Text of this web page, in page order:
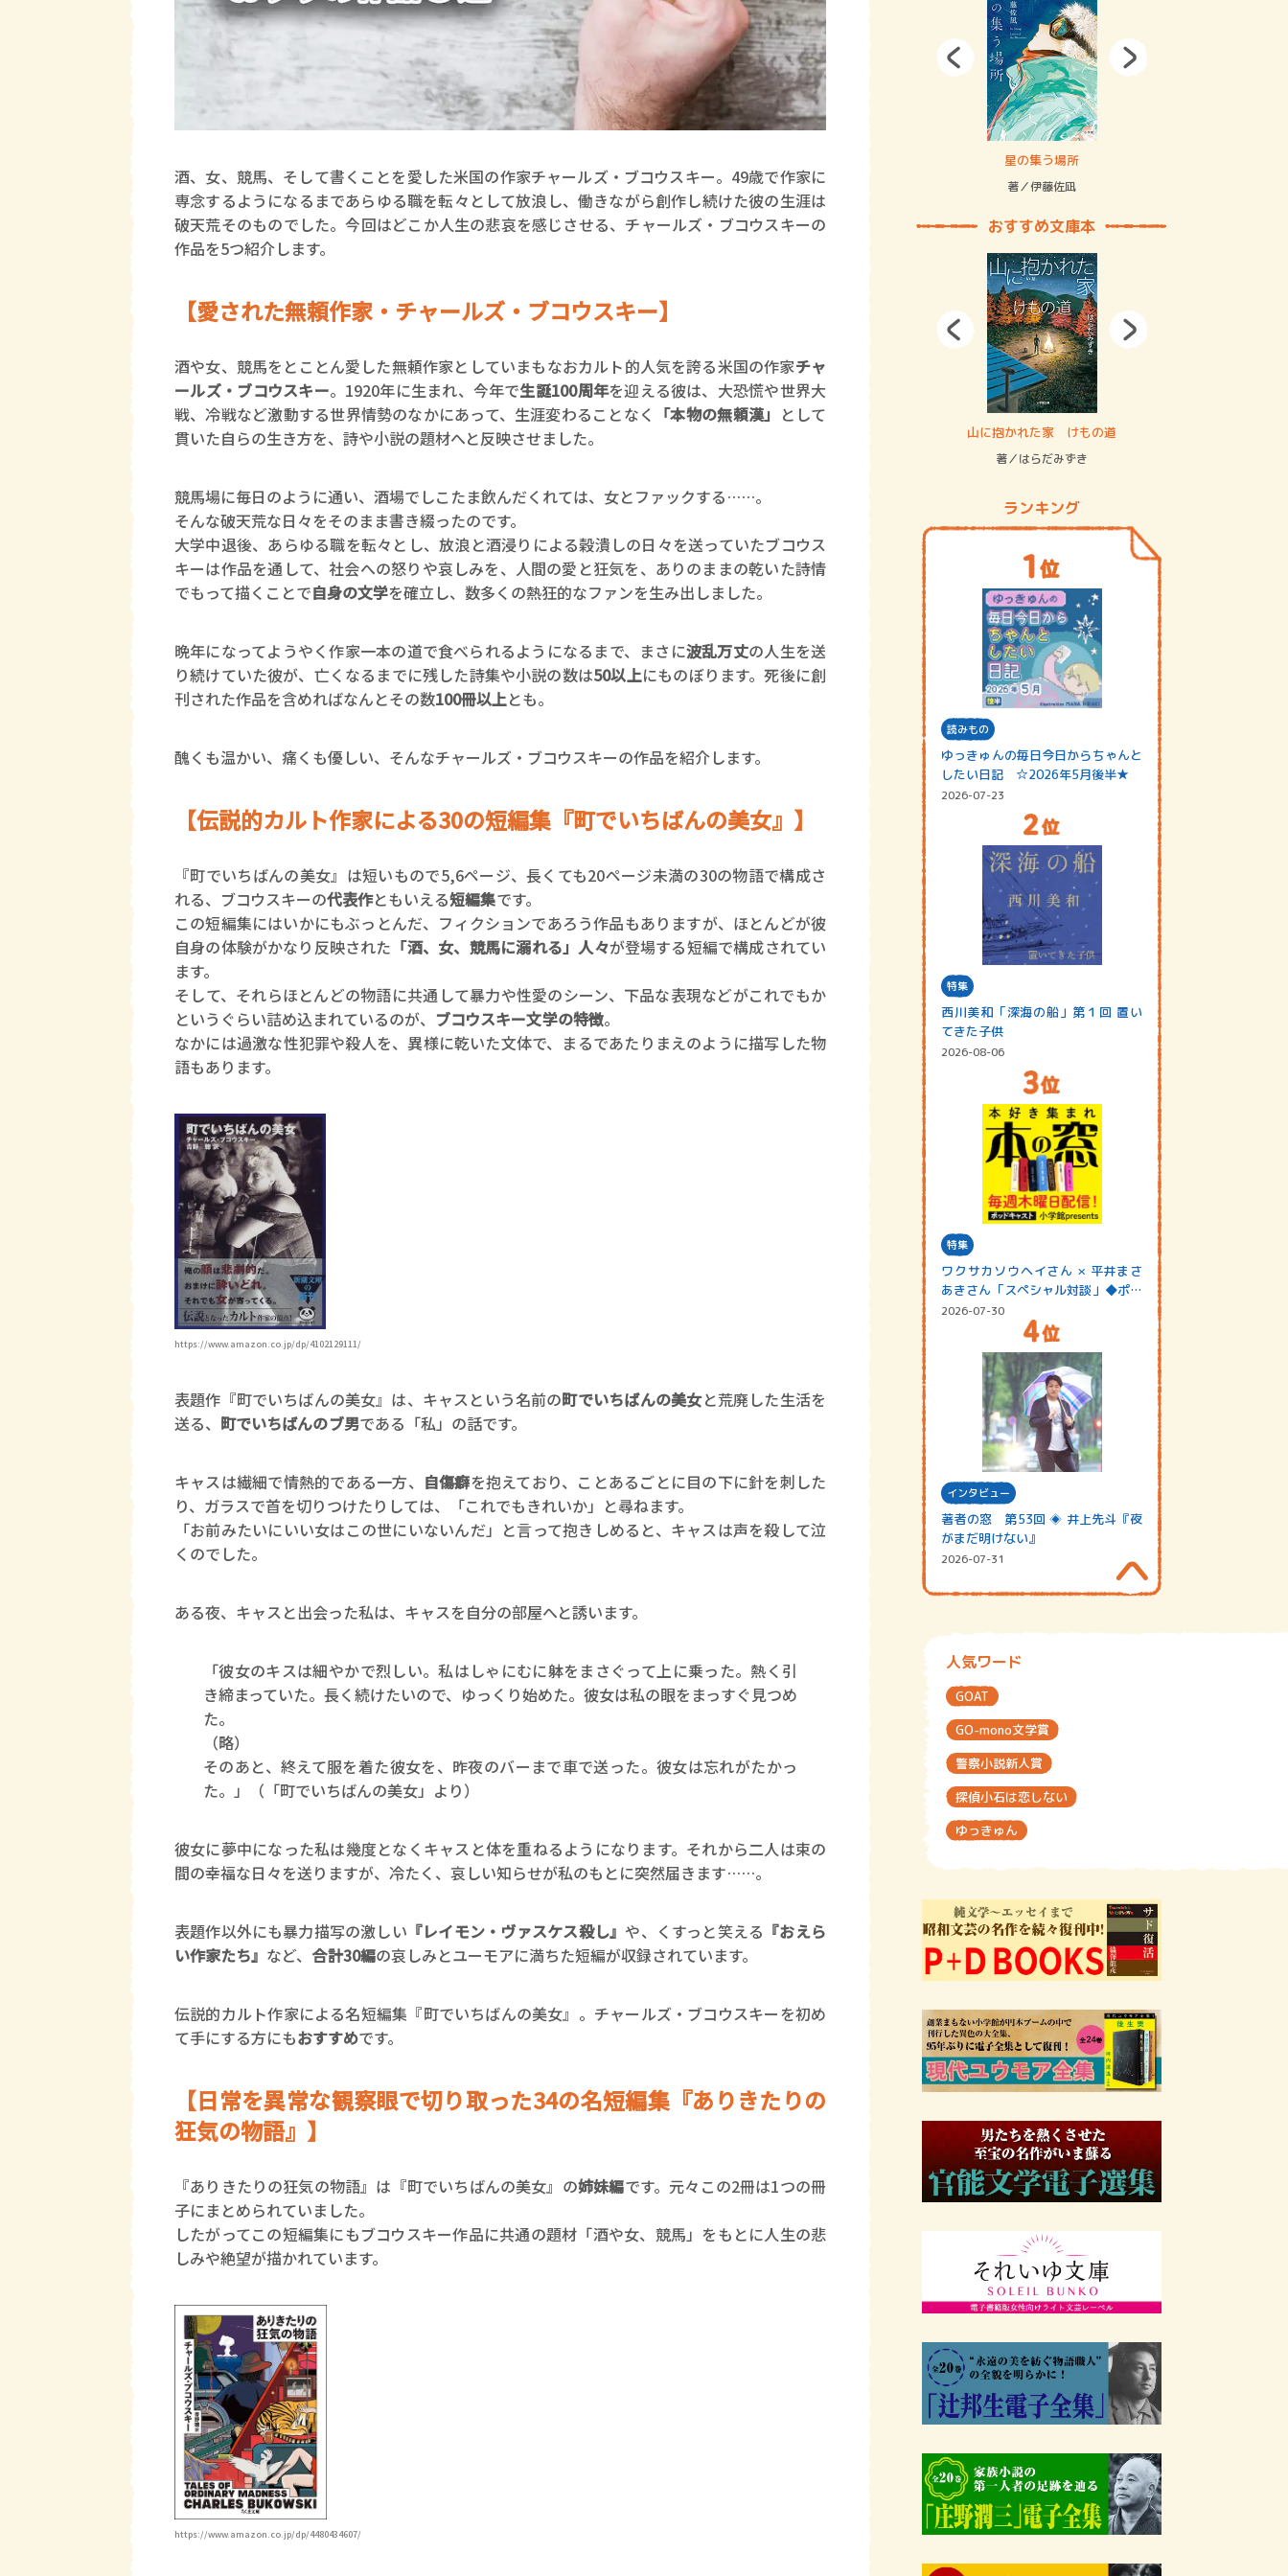
酒、女、競馬、そして書くことを愛した米国の作家チャールズ・ブコウスキー。49歳で作家に
専念するようになるまであらゆる職を転々として放浪し、働きながら創作し続けた彼の生涯は
破天荒そのものでした。今回はどこか人生の悲哀を感じさせる、チャールズ・ブコウスキーの
作品を5つ紹介します。
【愛された無頼作家・チャールズ・ブコウスキー】
酒や女、競馬をとことん愛した無頼作家としていまもなおカルト的人気を誇る米国の作家チャ
ールズ・ブコウスキー。1920年に生まれ、今年で生誕100周年を迎える彼は、大恐慌や世界大
戦、冷戦など激動する世界情勢のなかにあって、生涯変わることなく 「本物の無頼漢」 として
貫いた自らの生き方を、詩や小説の題材へと反映させました。
競馬場に毎日のように通い、酒場でしこたま飲んだくれては、女とファックする……。
そんな破天荒な日々をそのまま書き綴ったのです。
大学中退後、あらゆる職を転々とし、放浪と酒浸りによる穀潰しの日々を送っていたブコウス
キーは作品を通して、社会への怒りや哀しみを、人間の愛と狂気を、ありのままの乾いた詩情
でもって描くことで自身の文学を確立し、数多くの熱狂的なファンを生み出しました。
晩年になってようやく作家一本の道で食べられるようになるまで、まさに波乱万丈の人生を送
り続けていた彼が、亡くなるまでに残した詩集や小説の数は50以上にものぼります。死後に創
刊された作品を含めればなんとその数100冊以上とも。
醜くも温かい、痛くも優しい、そんなチャールズ・ブコウスキーの作品を紹介します。
【伝説的カルト作家による30の短編集『町でいちばんの美女』】
『町でいちばんの美女』は短いもので5,6ページ、長くても20ページ未満の30の物語で構成さ
れる、ブコウスキーの代表作ともいえる短編集です。
この短編集にはいかにもぶっとんだ、フィクションであろう作品もありますが、ほとんどが彼
自身の体験がかなり反映された 「酒、女、競馬に溺れる」人々が登場する短編で構成されてい
ます。
そして、それらほとんどの物語に共通して暴力や性愛のシーン、下品な表現などがこれでもか
というぐらい詰め込まれているのが、 ブコウスキー文学の特徴。
なかには過激な性犯罪や殺人を、異様に乾いた文体で、まるであたりまえのように描写した物
語もあります。
https://www.amazon.co.jp/dp/4102129111/
表題作『町でいちばんの美女』は、キャスという名前の町でいちばんの美女と荒廃した生活を
送る、 町でいちばんのブ男である「私」の話です。
キャスは繊細で情熱的である一方、 自傷癖を抱えており、ことあるごとに目の下に針を刺した
り、ガラスで首を切りつけたりしては、「これでもきれいか」と尋ねます。
「お前みたいにいい女はこの世にいないんだ」と言って抱きしめると、キャスは声を殺して泣
くのでした。
ある夜、キャスと出会った私は、キャスを自分の部屋へと誘います。
「彼女のキスは細やかで烈しい。私はしゃにむに躰をまさぐって上に乗った。熱く引
き締まっていた。長く続けたいので、ゆっくり始めた。彼女は私の眼をまっすぐ見つめ
た。
（略）
そのあと、終えて服を着た彼女を、昨夜のバーまで車で送った。彼女は忘れがたかっ
た。」（「町でいちばんの美女」より）
彼女に夢中になった私は幾度となくキャスと体を重ねるようになります。それから二人は束の
間の幸福な日々を送りますが、冷たく、哀しい知らせが私のもとに突然届きます……。
表題作以外にも暴力描写の激しい 『レイモン・ヴァスケス殺し』 や、くすっと笑える 『おえら
い作家たち』 など、 合計30編の哀しみとユーモアに満ちた短編が収録されています。
伝説的カルト作家による名短編集『町でいちばんの美女』。チャールズ・ブコウスキーを初め
て手にする方にもおすすめです。
【日常を異常な観察眼で切り取った34の名短編集『ありきたりの
狂気の物語』】
『ありきたりの狂気の物語』は『町でいちばんの美女』の姉妹編です。元々この2冊は1つの冊
子にまとめられていました。
したがってこの短編集にもブコウスキー作品に共通の題材「酒や女、競馬」をもとに人生の悲
しみや絶望が描かれています。
https://www.amazon.co.jp/dp/4480434607/
著／川瀬七緒
星の集う場所
著／伊藤佐凪
おすすめ文庫本
ロボット・イン・ザ・システム 山に抱かれた家 けもの道
著／はらだみずき
ランキング
読みもの
ゆっきゅんの毎日今日からちゃんと
したい日記 ☆2026年5月後半★
2026-07-23
特集
西川美和「深海の船」第１回 置い
てきた子供
2026-08-06
特集
ワクサカソウヘイさん × 平井まさ
あきさん「スペシャル対談」◆ポッ
ドキャスト…
2026-07-30
インタビュー
著者の窓 第53回 ◈ 井上先斗『夜
がまだ明けない』
2026-07-31
人気ワード
GOAT
GO-mono文学賞
警察小説新人賞
探偵小石は恋しない
ゆっきゅん